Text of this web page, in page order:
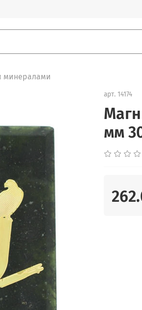
минералами
арт. 14174
мм